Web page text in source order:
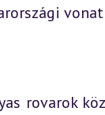
rovarok